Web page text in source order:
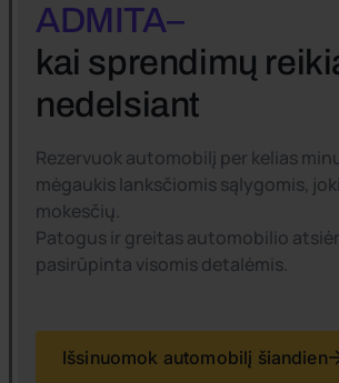
ADMITA–
kai sprendimų
nedelsiant
Rezervuok automobilį per kelias
mėgaukis lanksčiomis sąlygomis,
mokesčių.
Patogus ir greitas automobilio
pasirūpinta visomis detalėmis.
Išsinuomok automobilį šiandien